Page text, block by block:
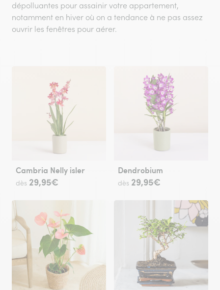
dépolluantes pour assainir votre appartement,
notamment en hiver où on a tendance à ne pas assez
ouvrir les fenêtres pour aérer.
Cambria Nelly isler
dès 29,95€
Dendrobium
dès 29,95€